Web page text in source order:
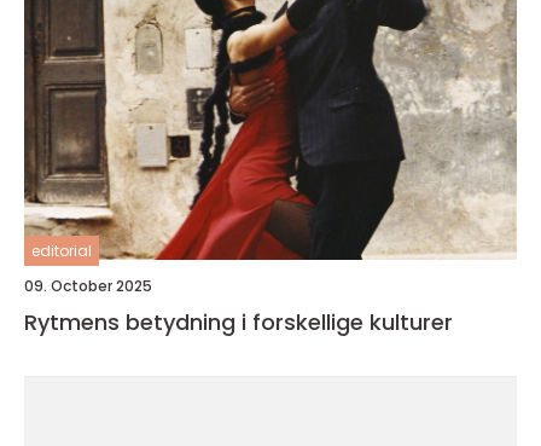
editorial
09. October 2025
Rytmens betydning i forskellige kulturer